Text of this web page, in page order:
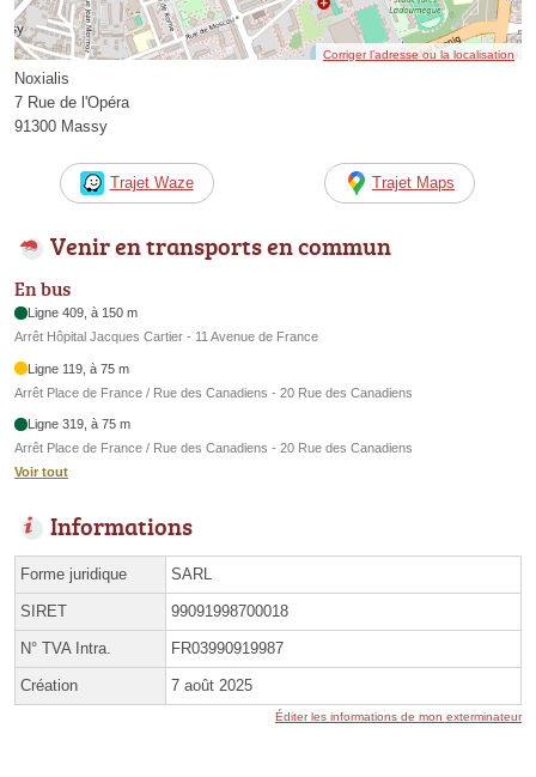
Corriger l’adresse ou la localisation
Noxialis
7 Rue de l'Opéra
91300 Massy
Trajet Waze Trajet Maps
Venir en transports en commun
En bus
Ligne 409, à 150 m
Arrêt Hôpital Jacques Cartier - 11 Avenue de France
Ligne 119, à 75 m
Arrêt Place de France / Rue des Canadiens - 20 Rue des Canadiens
Ligne 319, à 75 m
Arrêt Place de France / Rue des Canadiens - 20 Rue des Canadiens
Voir tout
Informations
Forme juridique SARL
SIRET 99091998700018
N° TVA Intra. FR03990919987
Création 7 août 2025
Éditer les informations de mon exterminateur